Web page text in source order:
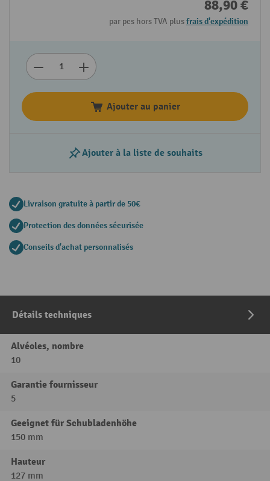
88,90 €
par pcs hors TVA plusfrais d'expédition
Ajouter au panier
Ajouter à la liste de souhaits
Livraison gratuite à partir de 50€
Protection des données sécurisée
Conseils d'achat personnalisés
Détails techniques
Alvéoles, nombre
10
Garantie fournisseur
5
Geeignet für Schubladenhöhe
150 mm
Hauteur
127 mm